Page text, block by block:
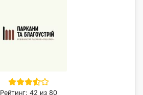
Рейтинг: 42 из 80